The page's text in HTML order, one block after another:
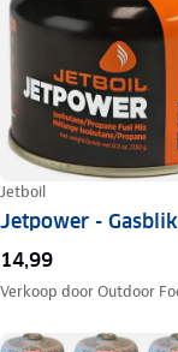
Jetboil
Jetpower -
14,99
Verkoop doorOutdoor